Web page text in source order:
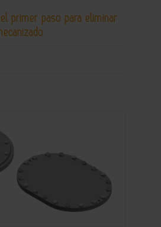
primer paso para eliminar